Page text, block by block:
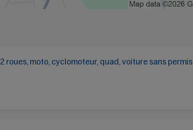
2 roues, moto, cyclomoteur, quad, voiture sans permis